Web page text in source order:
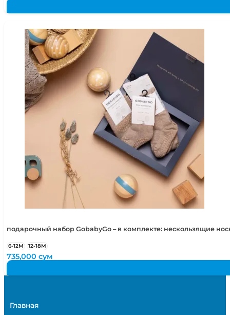
подарочный набор GobabyGo – в комплекте: нескользящие
6-12М 12-18М
735,000сум
Главная